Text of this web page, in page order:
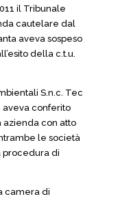
il Tribunale
cautelare dal
aveva sospeso
della c.t.u.
S.n.c. Tec
aveva conferito
azienda con atto
le società
procedura di
camera di